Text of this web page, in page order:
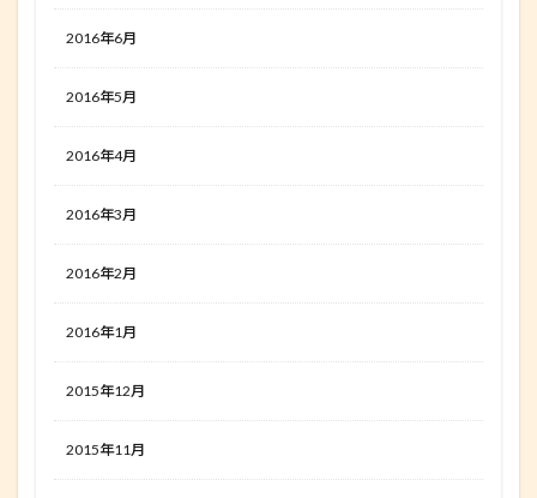
2016年6月
2016年5月
2016年4月
2016年3月
2016年2月
2016年1月
2015年12月
2015年11月